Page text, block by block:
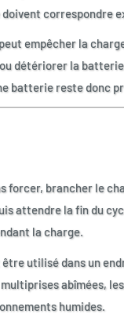
correspondre
empêcher la
détériorer la
batterie reste donc
forcer, brancher le
attendre la fin du
la charge.
utilisé dans un
abîmées,
humides.